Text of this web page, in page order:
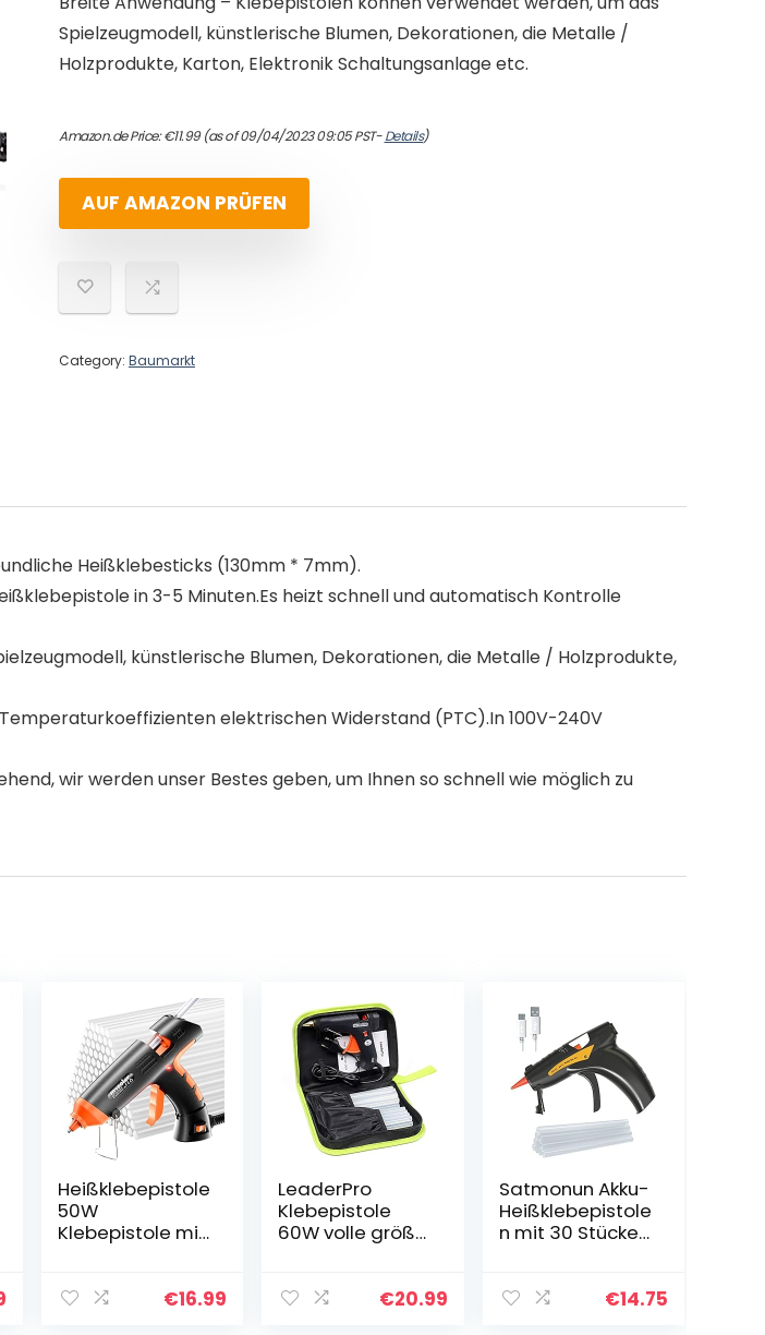
Spielzeugmodell, künstlerische Blumen, Dekorationen, die Metalle /
Holzprodukte, Karton, Elektronik Schaltungsanlage etc.
Amazon.de Price:€11.99(as of 09/04/2023 09:05 PST-Details)
AUF AMAZON PRÜFEN
Category: Baumarkt
Heißklebesticks (130mm * 7mm).
in 3-5 Minuten.Es heizt schnell und automatisch Kontrolle
künstlerische Blumen, Dekorationen, die Metalle / Holzprodukte,
elektrischen Widerstand (PTC).In 100V-240V
wir werden unser Bestes geben, um Ihnen so schnell wie möglich zu
Heißklebepistole
50W
Klebepistole mit
7mm*150mm =
€16.99
LeaderPro
Klebepistole
60W volle größe
Kleber Sticks
€20.99
Satmonun Akku-
Heißklebepistole
n mit 30 Stücke
USB-
€14.75